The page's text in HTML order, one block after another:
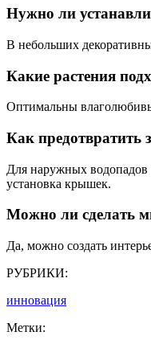
Нужно ли
В небольших
Какие растения
Оптимальны
Как предотвратить
Для наружных водопадов
установка крышек.
Можно ли сделать
Да, можно создать
РУБРИКИ:
инновация
Метки: